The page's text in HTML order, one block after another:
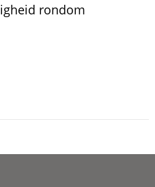
rondom